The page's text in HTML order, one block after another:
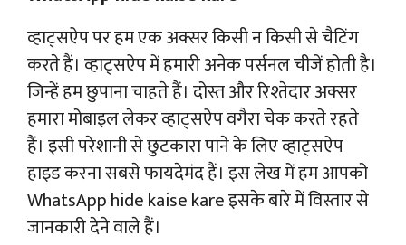
व्हाट्सऐप पर हम एक अक्सर किसी न किसी से चैटिंग
करते हैं। व्हाट्सऐप में हमारी अनेक पर्सनल चीजें होती है।
जिन्हें हम छुपाना चाहते हैं। दोस्त और रिश्तेदार अक्सर
हमारा मोबाइल लेकर व्हाट्सऐप वगैरा चेक करते रहते
हैं। इसी परेशानी से छुटकारा पाने के लिए व्हाट्सऐप
हाइड करना सबसे फायदेमंद हैं। इस लेख में हम आपको
WhatsApp hide kaise kare इसके बारे में विस्तार से
जानकारी देने वाले हैं।